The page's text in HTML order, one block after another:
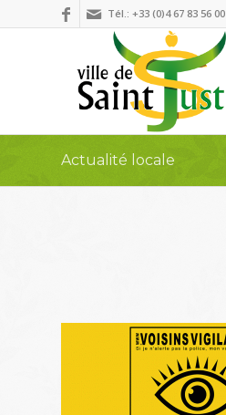
Tél.: +33 (0)4 67 83 56 00
Actualité locale